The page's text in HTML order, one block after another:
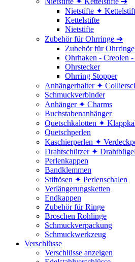
Nietstifte ✦
Kettelstifte
Nietstifte
Zubehör für Ohrringe ➔
Zubehör für
Ohrhaken - Creolen
Ohrstecker
Ohrring Stopper
Anhängerhalter ✦
Schmuckverbinder
Anhänger ✦ Charms
Buchstabenanhänger
Quetschkalotten ✦
Quetschperlen
Kaschierperlen ✦
Drahtschützer ✦ Drahtbügel
Perlenkappen
Bandklemmen
Stiftösen ✦ Perlenschalen
Verlängerungsketten
Endkappen
Zubehör für Ringe
Broschen Rohlinge
Schmuckverpackung
Schmuckwerkzeug
Verschlüsse
Verschlüsse anzeigen